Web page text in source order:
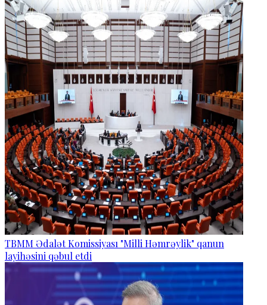
TBMM Ədalət Komissiyası "Milli Həmrəylik" qanun
layihəsini qəbul etdi